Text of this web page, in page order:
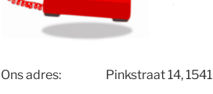
Ons adres: Pinkstraat 14, 1541